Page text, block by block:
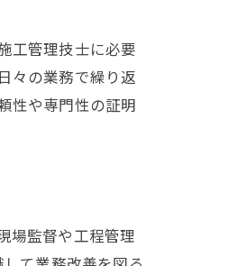
工管理技士に必要
々の業務で繰り返
性や専門性の証明
場監督や工程管理